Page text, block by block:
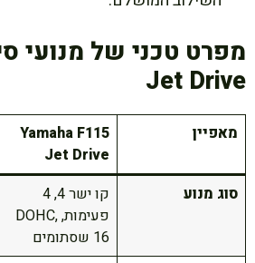
Jet Drive
מאפיין
Yamaha F115
Jet Drive
סוג מנוע
קו ישר 4, 4
פעימות, DOHC,
16 שסתומים